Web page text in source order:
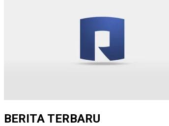
BERITA TERBARU